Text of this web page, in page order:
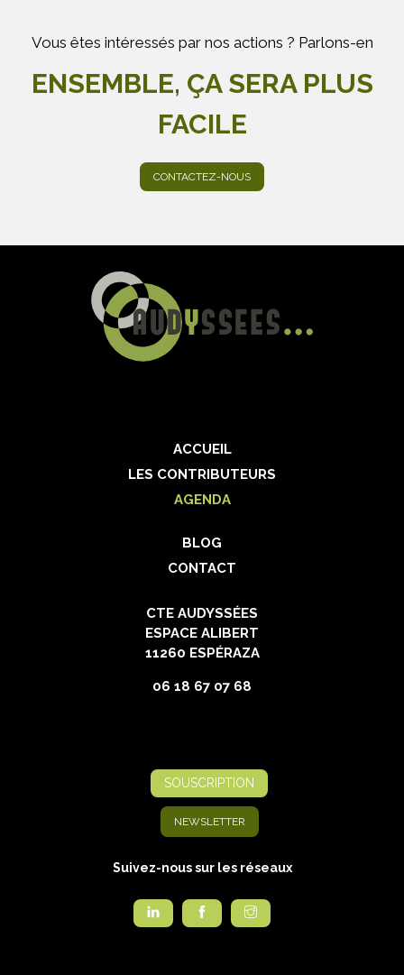
Vous êtes intéressés par nos actions ? Parlons-en
ENSEMBLE, ÇA SERA PLUS
FACILE
CONTACTEZ-NOUS
ACCUEIL
LES CONTRIBUTEURS
AGENDA
BLOG
CONTACT
CTE AUDYSSÉES
ESPACE ALIBERT
11260 ESPÉRAZA
06 18 67 07 68
SOUSCRIPTION
NEWSLETTER
Suivez-nous sur les réseaux